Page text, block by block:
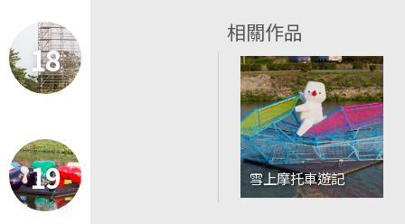
18
19
相關作品
雪上摩托車遊記